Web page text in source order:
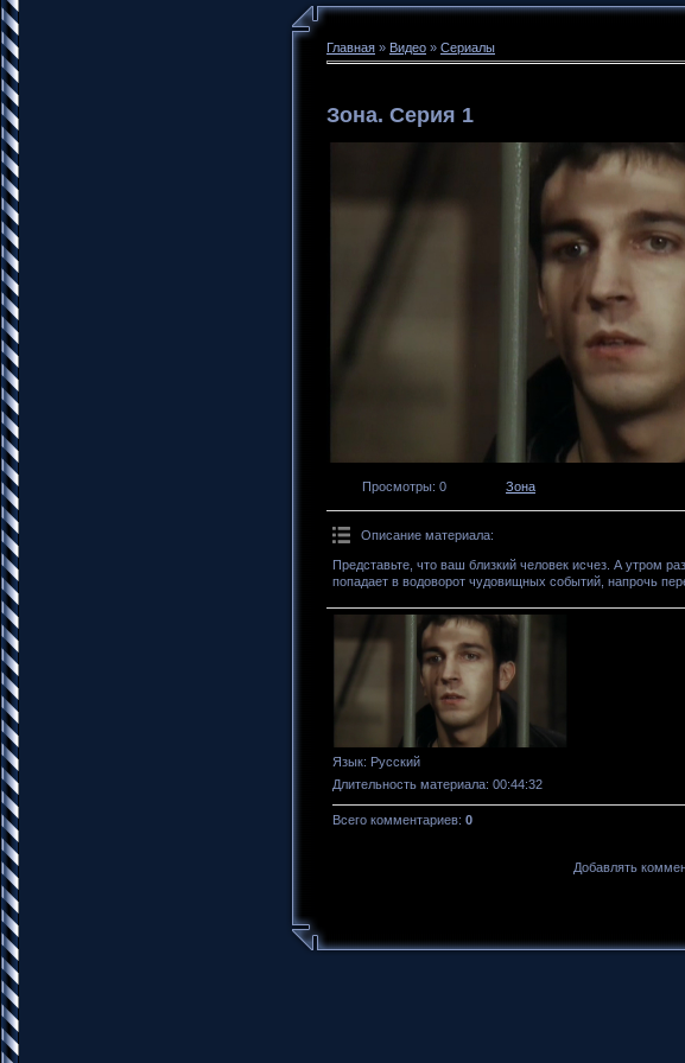
Главная » Видео » Сериалы
Зона. Серия 1
Просмотры: 0 Зона
Описание материала:
Представьте, что ваш близкий человек исчез. А утром
попадает в водоворот чудовищных событий, напрочь
Язык: Русский
Длительность материала: 00:44:32
Всего комментариев: 0
Добавлять